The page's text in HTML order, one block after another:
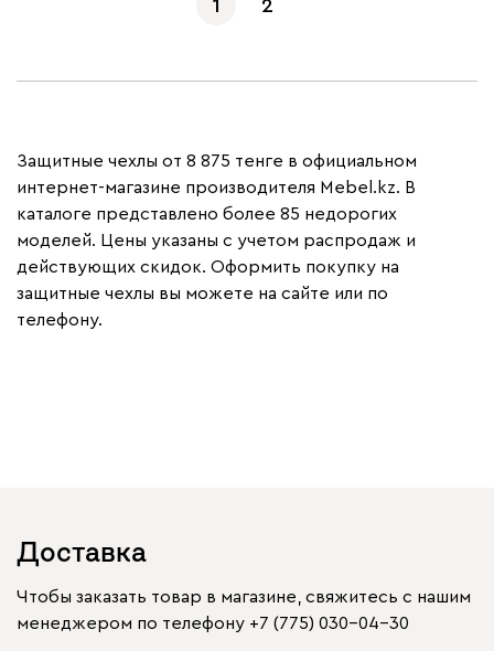
1 2
Защитные чехлы от 8 875 тенге в официальном
интернет-магазине производителя Mebel.kz. В
каталоге представлено более 85 недорогих
моделей. Цены указаны с учетом распродаж и
действующих скидок. Оформить покупку на
защитные чехлы вы можете на сайте или по
телефону.
Доставка
Чтобы заказать товар в магазине, свяжитесь с нашим
менеджером по телефону +7 (775) 030-04-30